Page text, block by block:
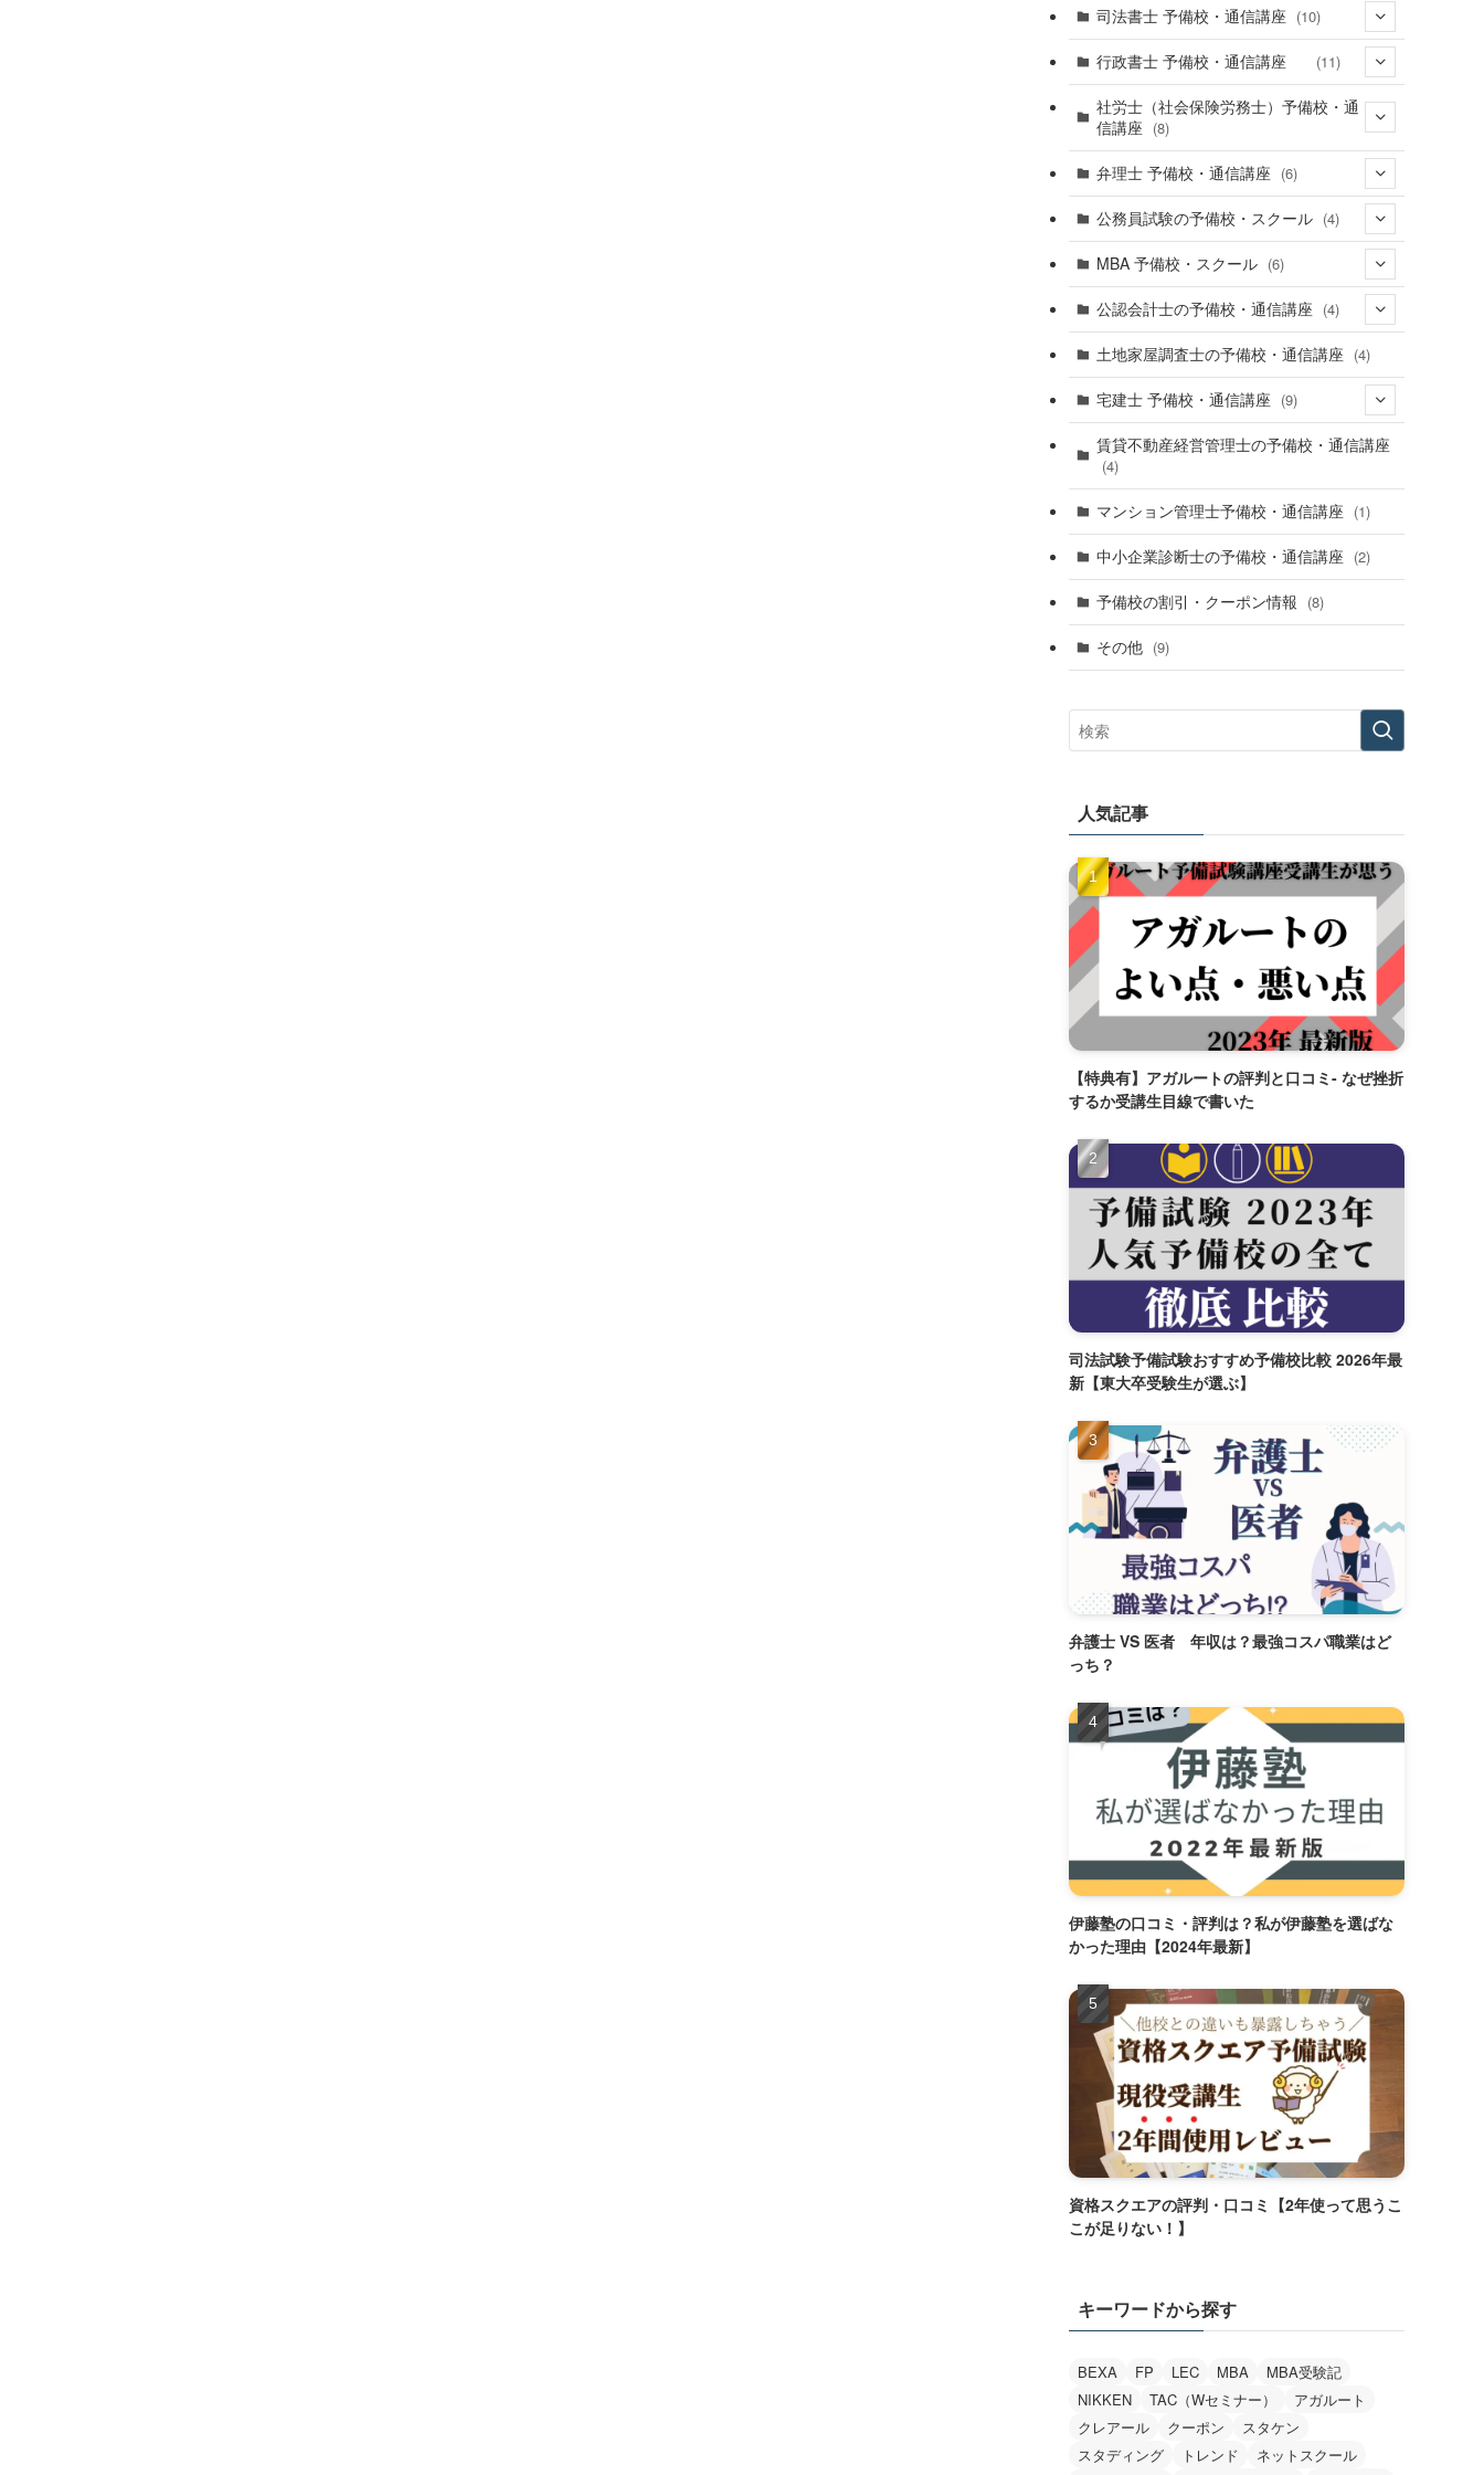
(6)
司法書士 予備校・通信講座 (10)
行政書士 予備校・通信講座 (11)
(9)
社労士（社会保険労務士）予備校・通
信講座 (8)
弁理士 予備校・通信講座 (6)
(4)
公務員試験の予備校・スクール (4)
(3)
MBA 予備校・スクール (6)
(2)
(1)
(3)
公認会計士の予備校・通信講座 (4)
土地家屋調査士の予備校・通信講座 (4)
宅建士 予備校・通信講座 (9)
(7)
賃貸不動産経営管理士の予備校・通信講座
(4)
マンション管理士予備校・通信講座 (1)
中小企業診断士の予備校・通信講座 (2)
予備校の割引・クーポン情報 (8)
その他 (9)
人気記事
【特典有】アガルートの評判と口コミ- なぜ挫折
するか受講生目線で書いた
司法試験予備試験おすすめ予備校比較 2026年最
新【東大卒受験生が選ぶ】
弁護士 VS 医者 年収は？最強コスパ職業はど
っち？
伊藤塾の口コミ・評判は？私が伊藤塾を選ばな
かった理由【2024年最新】
資格スクエアの評判・口コミ【2年使って思うこ
こが足りない！】
キーワードから探す
BEXA FP LEC MBA
MBA受験記
NIKKEN
TAC（Wセミナー）
アガルート
クレアール
クーポン
スタケン
スタディング
トレンド
ネットスクール